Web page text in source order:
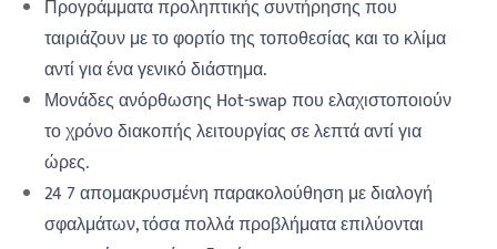
Προγράμματα προληπτικής συντήρησης που
ταιριάζουν με το φορτίο της τοποθεσίας και το κλίμα
αντί για ένα γενικό διάστημα.
Μονάδες ανόρθωσης Hot-swap που ελαχιστοποιούν
το χρόνο διακοπής λειτουργίας σε λεπτά αντί για
ώρες.
24 7 απομακρυσμένη παρακολούθηση με διαλογή
σφαλμάτων, τόσα πολλά προβλήματα επιλύονται